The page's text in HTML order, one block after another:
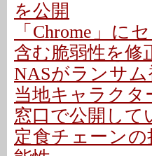
を公開
「Chrome」に
含む脆弱性を修
NASがランサ
当地キャラクタ
窓口で公開して
定食チェーン